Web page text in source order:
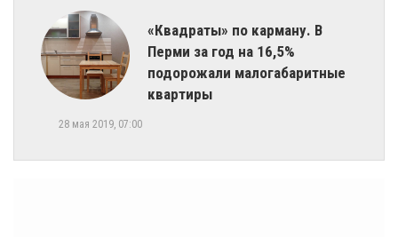
«Квадраты» по карману. В
Перми за год на 16,5%
подорожали малогабаритные
квартиры
28 мая 2019, 07:00